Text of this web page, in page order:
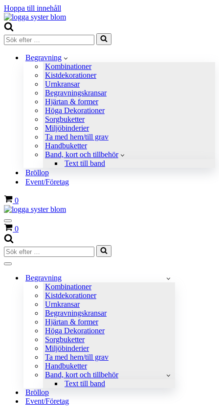
Hoppa till innehåll
Sök
efter
Begravning
Kombinationer
Kistdekorationer
Urnkransar
Begravningskransar
Hjärtan & former
Höga Dekorationer
Sorgbuketter
Miljöbinderier
Ta med hem/till grav
Handbuketter
Band, kort och tillbehör
Text till band
Bröllop
Event/Företag
Varukorg
0
Navigeringsmeny
Varukorg
0
Sök
efter
…Navigeringsmeny
Begravning
Kombinationer
Kistdekorationer
Urnkransar
Begravningskransar
Hjärtan & former
Höga Dekorationer
Sorgbuketter
Miljöbinderier
Ta med hem/till grav
Handbuketter
Band, kort och tillbehör
Text till band
Bröllop
Event/Företag